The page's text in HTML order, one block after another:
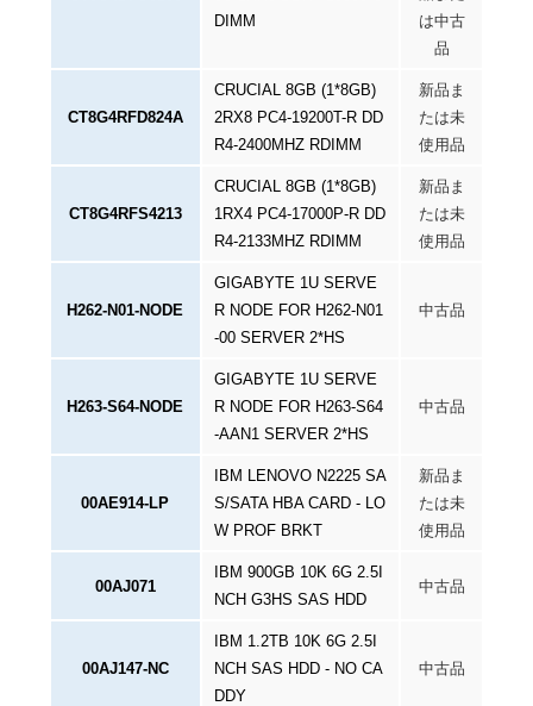
DIMM
は中古
品
CT8G4RFD824A
CRUCIAL 8GB (1*8GB)
2RX8 PC4-19200T-R DD
R4-2400MHZ RDIMM
新品ま
たは未
使用品
CT8G4RFS4213
CRUCIAL 8GB (1*8GB)
1RX4 PC4-17000P-R DD
R4-2133MHZ RDIMM
新品ま
たは未
使用品
H262-N01-NODE
GIGABYTE 1U SERVE
R NODE FOR H262-N01
-00 SERVER 2*HS
中古品
H263-S64-NODE
GIGABYTE 1U SERVE
R NODE FOR H263-S64
-AAN1 SERVER 2*HS
中古品
00AE914-LP
IBM LENOVO N2225 SA
S/SATA HBA CARD - LO
W PROF BRKT
新品ま
たは未
使用品
00AJ071
IBM 900GB 10K 6G 2.5I
NCH G3HS SAS HDD
中古品
00AJ147-NC
IBM 1.2TB 10K 6G 2.5I
NCH SAS HDD - NO CA
DDY
中古品